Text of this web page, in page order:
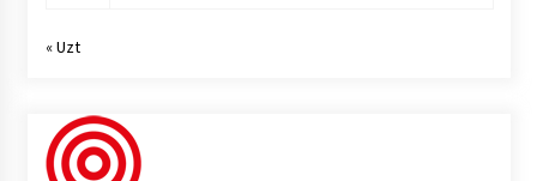
« Uzt